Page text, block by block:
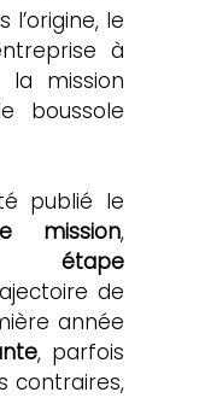
l’origine, le
à
la mission
boussole
mission,
étape
de
année
, parfois
contraires,